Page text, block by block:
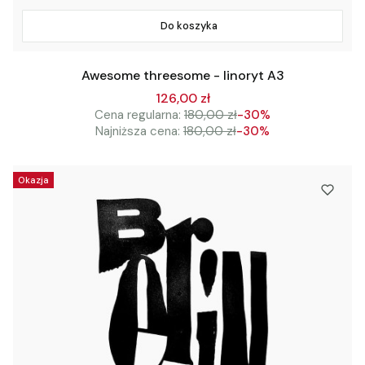
Do koszyka
Awesome threesome - linoryt A3
126,00 zł
Cena regularna: 180,00 zł-30%
Najniższa cena: 180,00 zł-30%
Okazja